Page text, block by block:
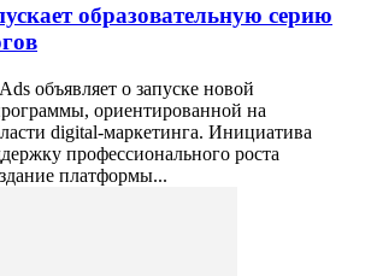
образовательную серию
объявляет о запуске новой
ориентированной на
digital-маркетинга. Инициатива
профессионального роста
платформы...